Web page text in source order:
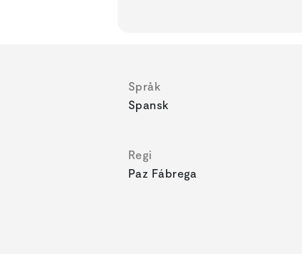
Språk
Spansk
Regi
Paz Fábrega